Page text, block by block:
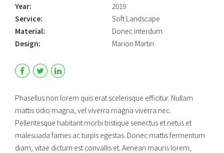
Year:
2019
Service:
Soft Landscape
Material:
Donec interdum
Design:
Marion Martin
Phasellus non lorem quis erat scelerisque efficitur. Nullam
mattis odio magna, vel viverra magna viverra nec.
Pellentesque habitant morbi tristique senectus et netus et
malesuada fames ac turpis egestas. Donec mattis fermentum
diam, vitae dictum est convallis et. Aenean mauris lorem,